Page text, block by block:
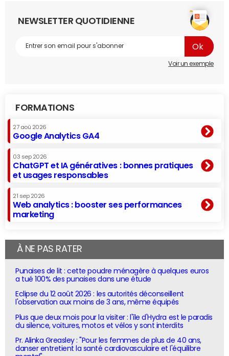
NEWSLETTER QUOTIDIENNE
Voir un exemple
FORMATIONS
27 aoû 2026
Google Analytics GA4
03 sep 2026
ChatGPT et IA génératives : bonnes pratiques
et usages responsables
21 sep 2026
Web analytics : booster ses performances
marketing
À NE PAS RATER
Punaises de lit : cette poudre ménagère à quelques euros
a tué 100% des punaises dans une étude
Eclipse du 12 août 2026 : les autorités déconseillent
l'observation aux moins de 3 ans, même équipés
Plus que deux mois pour la visiter : l'île d'Hydra est le paradis
du silence, voitures, motos et vélos y sont interdits
Pr. Alinka Greasley : "Pour les femmes de plus de 40 ans,
danser entretient la santé cardiovasculaire et l'équilibre